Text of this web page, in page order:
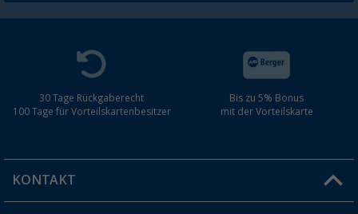
30 Tage Rückgaberecht
100 Tage für Vorteilskartenbesitzer
Bis zu 5% Bonus
mit der Vorteilskarte
KONTAKT